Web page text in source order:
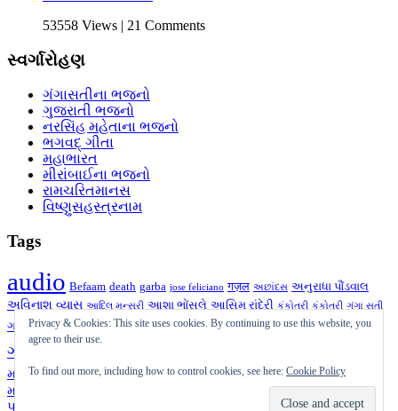
53558 Views | 21 Comments
સ્વર્ગારોહણ
ગંગાસતીના ભજનો
ગુજરાતી ભજનો
નરસિંહ મહેતાના ભજનો
ભગવદ્ ગીતા
મહાભારત
મીરાંબાઈના ભજનો
રામચરિતમાનસ
વિષ્ણુસહસ્ત્રનામ
Tags
audio Befaam death garba jose feliciano गज़ल અછાંદસ અનુરાધા પૌંડવાલ
અવિનાશ વ્યાસ આદિલ મન્સૂરી આશા ભોંસલે આસિમ રાંદેરી કંકોતરી કંકોત્રી ગંગા સતી
ગઝલ ગઝલ ગની દહીંવાલા ગીત ગુજરાતી ગુજરાતી ગઝલ ગુજરાતી
ગઝલ
ચાતક
મહેતા પુરુષોત્તમ ઉપાધ્યાય પ્રતિકાવ્ય પ્રાર્થના બેફામ ભજન મનહર ઉધાસ
મારા તરફથી
શૂન્ય
પાલનપુરી
Privacy & Cookies: This site uses cookies. By continuing to use this website, you
agree to their use.
To find out more, including how to control cookies, see here: Cookie Policy